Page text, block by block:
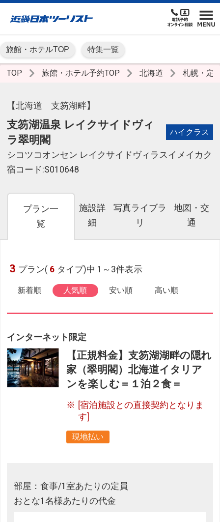
旅館・ホテルTOP 特集一覧
TOP 旅館・ホテル予約TOP 北海道 札幌・定
【北海道 支笏湖畔】
支笏湖温泉 レイクサイドヴィ
ラ翠明閣
ハイクラス
シコツコオンセン レイクサイドヴィラスイメイカク
宿コード:S010648
プラン一
覧
施設詳
細
写真ライブラ
リ
地図・交
通
3 プラン( 6 タイプ)中 1～3件表示
新着順 人気順 安い順 高い順
インターネット限定
【正規料金】支笏湖湖畔の隠れ
家（翠明閣）北海道イタリア
ンを楽しむ＝１泊２食＝
[宿泊施設との直接契約となりま
す]
現地払い
部屋：食事/1室あたりの定員
おとな1名様あたりの代金